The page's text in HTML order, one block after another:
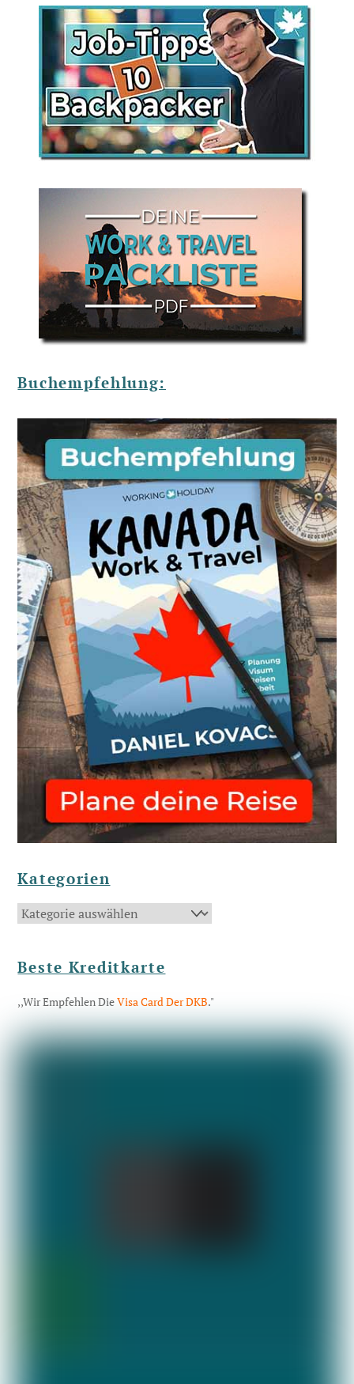
Buchempfehlung:
Kategorien
Kategorien
Beste Kreditkarte
,,Wir Empfehlen DieVisa Card Der DKB."